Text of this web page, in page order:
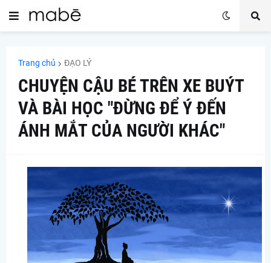
Trang chủ ĐẠO LÝ
CHUYỆN CẬU BÉ TRÊN XE BUÝT
VÀ BÀI HỌC "ĐỪNG ĐỂ Ý ĐẾN
ÁNH MẮT CỦA NGƯỜI KHÁC"